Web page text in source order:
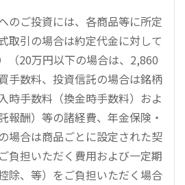
のご投資には、各商品等に所定
取引の場合は約定代金に対して
（20万円以下の場合は、2,860
手数料、投資信託の場合は銘柄
時手数料（換金時手数料）およ
報酬）等の諸経費、年金保険・
場合は商品ごとに設定された契
負担いただく費用および一定期
除、等）をご負担いただく場合